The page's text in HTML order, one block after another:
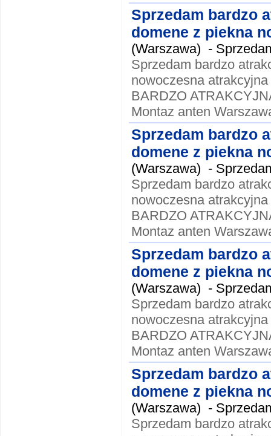
Sprzedam bardzo
domene z piekna
(Warszawa) -
Sprzedam bardzo
nowoczesna
BARDZO
Montaz anten
Sprzedam bardzo
domene z piekna
(Warszawa) -
Sprzedam bardzo
nowoczesna
BARDZO
Montaz anten
Sprzedam bardzo
domene z piekna
(Warszawa) -
Sprzedam bardzo
nowoczesna
BARDZO
Montaz anten
Sprzedam bardzo
domene z piekna
(Warszawa) -
Sprzedam bardzo